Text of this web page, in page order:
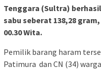
Tenggara (Sultra)
sabu seberat 138,28
00.30 Wita.
Pemilik barang haram
Patimura dan CN (34)